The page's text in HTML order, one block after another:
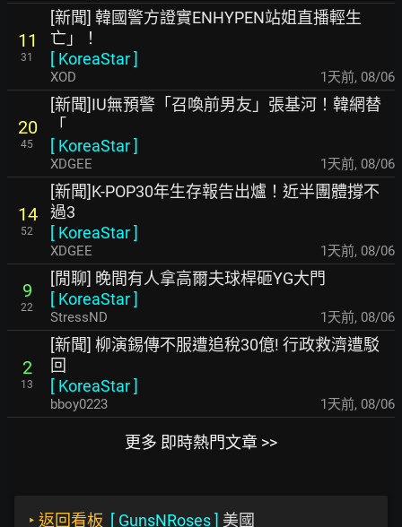
11
31
[新聞] 韓國警方證實ENHYPEN站姐直播輕生
亡」！
[ KoreaStar]
XOD 1天前, 08/06
20
45
[新聞]IU無預警「召喚前男友」張基河！韓網替
「
[ KoreaStar]
XDGEE 1天前, 08/06
14
52
[新聞]K-POP30年生存報告出爐！近半團體撐不
過3
[ KoreaStar]
XDGEE 1天前, 08/06
9
22
[閒聊] 晚間有人拿高爾夫球桿砸YG大門
[ KoreaStar]
StressND 1天前, 08/06
2
13
[新聞] 柳演錫傳不服遭追稅30億! 行政救濟遭駁
回
[ KoreaStar]
bboy0223 1天前, 08/06
更多 即時熱門文章 >>
‣ 返回看板 [ GunsNRoses] 美國